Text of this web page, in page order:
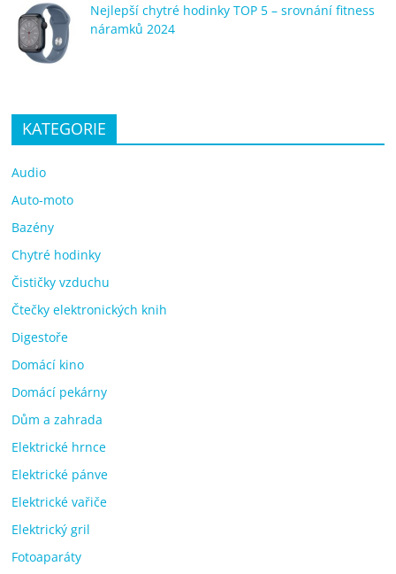
Nejlepší chytré hodinky TOP 5 – srovnání fitness
náramků 2024
KATEGORIE
Audio
Auto-moto
Bazény
Chytré hodinky
Čističky vzduchu
Čtečky elektronických knih
Digestoře
Domácí kino
Domácí pekárny
Dům a zahrada
Elektrické hrnce
Elektrické pánve
Elektrické vařiče
Elektrický gril
Fotoaparáty